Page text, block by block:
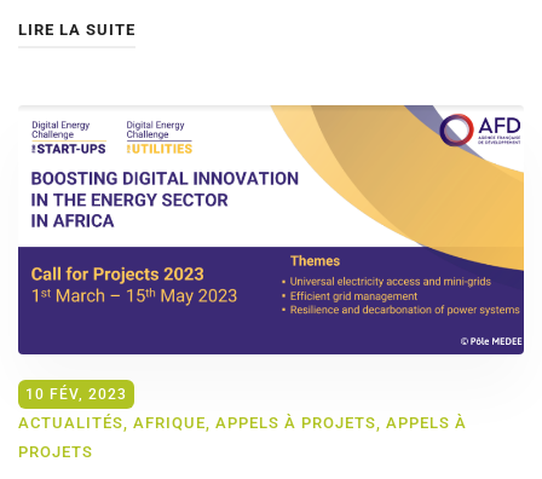
LIRE LA SUITE
10 FÉV, 2023
ACTUALITÉS, AFRIQUE, APPELS À PROJETS, APPELS À
PROJETS